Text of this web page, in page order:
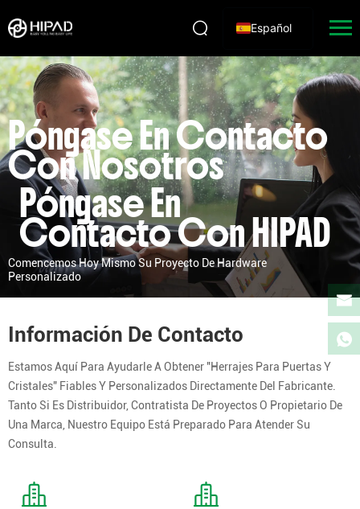
Español
Póngase En Contacto
Con Nosotros
Póngase En
Contacto Con HIPAD
Comencemos Hoy Mismo Su Proyecto De Hardware
Personalizado
Información De Contacto
Estamos Aquí Para Ayudarle A Obtener "herrajes Para Puertas Y
Cristales" Fiables Y Personalizados Directamente Del Fabricante.
Tanto Si Es Distribuidor, Contratista De Proyectos O Propietario De
Una Marca, Nuestro Equipo Está Preparado Para Atender Su
Consulta.